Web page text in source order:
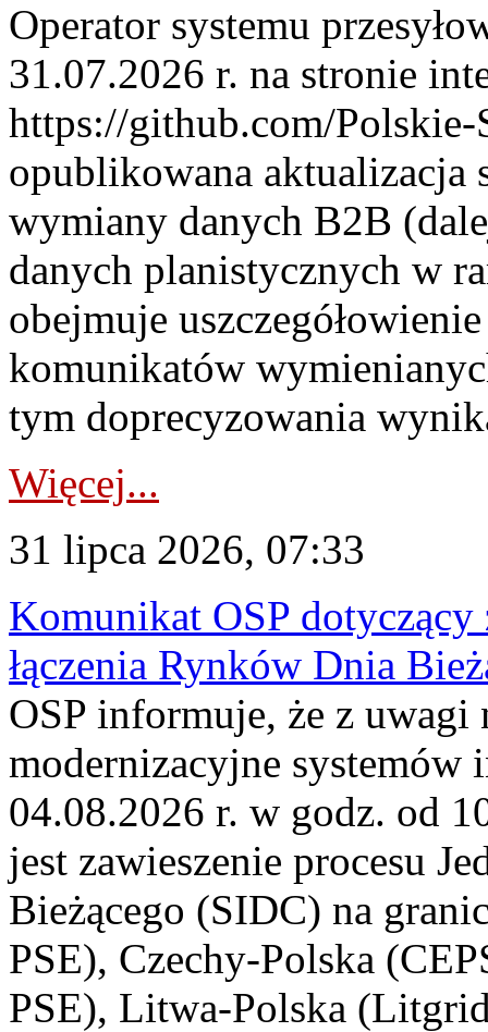
Operator systemu
31.07.2026 r. na stronie
https://github.com/Polskie-
opublikowana aktualizacja
wymiany danych B2B
danych planistycznych w
obejmuje
komunikatów
tym doprecyzowania
Więcej...
31 lipca 2026, 07:33
Komunikat OSP dotyczący
łączenia Rynków Dnia
OSP informuje, że z uwagi
modernizacyjne
04.08.2026 r. w godz. od
jest zawieszenie procesu
Bieżącego (SIDC) na
PSE), Czechy-Polska
PSE), Litwa-Polska